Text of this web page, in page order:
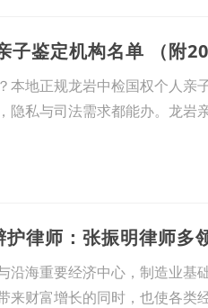
本地正规龙岩中检国权个人亲
隐私与司法需求都能办。龙岩
沿海重要经济中心，制造业基
来财富增长的同时，也使各类